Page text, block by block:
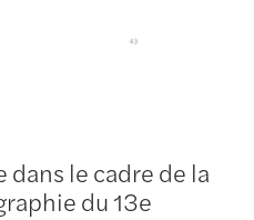
dans le cadre de la
du 13e